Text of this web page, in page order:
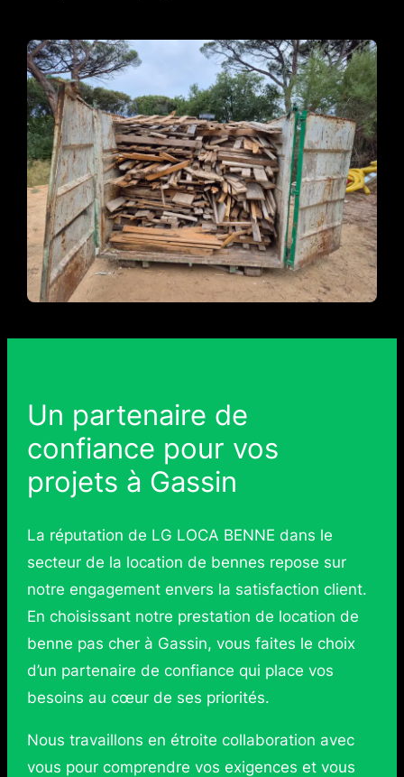
Un partenaire de
confiance pour vos
projets à Gassin
La réputation de LG LOCA BENNE dans le
secteur de la location de bennes repose sur
notre engagement envers la satisfaction client.
En choisissant notre prestation de location de
benne pas cher à Gassin, vous faites le choix
d’un partenaire de confiance qui place vos
besoins au cœur de ses priorités.
Nous travaillons en étroite collaboration avec
vous pour comprendre vos exigences et vous